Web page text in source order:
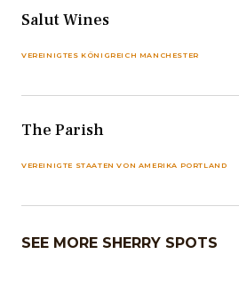
Salut Wines
VEREINIGTES KÖNIGREICH MANCHESTER
The Parish
VEREINIGTE STAATEN VON AMERIKA PORTLAND
SEE MORE SHERRY SPOTS